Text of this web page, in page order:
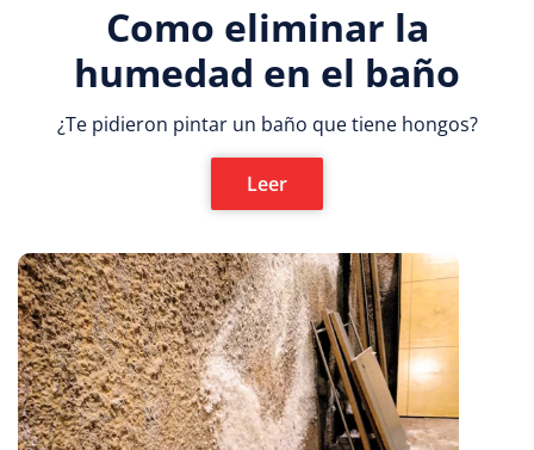
Como eliminar la
humedad en el baño
¿Te pidieron pintar un baño que tiene hongos?
Leer